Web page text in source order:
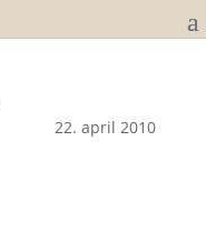
22. april 2010